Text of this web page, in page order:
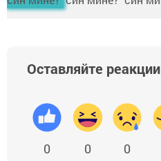
Оставляйте реакции
0 0 0